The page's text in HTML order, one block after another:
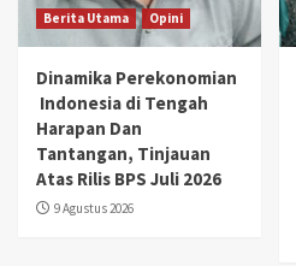
Berita Utama Opini
Dinamika Perekonomian
Indonesia di Tengah
Harapan Dan
Tantangan, Tinjauan
Atas Rilis BPS Juli 2026
9 Agustus 2026